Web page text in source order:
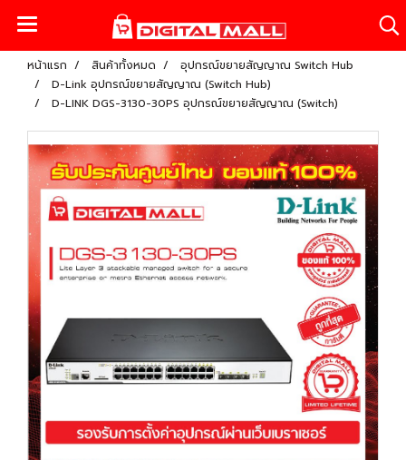
หน้าแรก สินค้าทั้งหมด
อุปกรณ์ขยายสัญญาณ Switch Hub
D-Link อุปกรณ์ขยายสัญญาณ (Switch Hub)
D-LINK DGS-3130-30PS อุปกรณ์ขยายสัญญาณ (Switch)